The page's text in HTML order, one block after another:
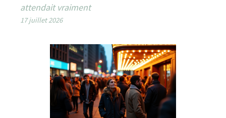
attendait vraiment
17 juillet 2026